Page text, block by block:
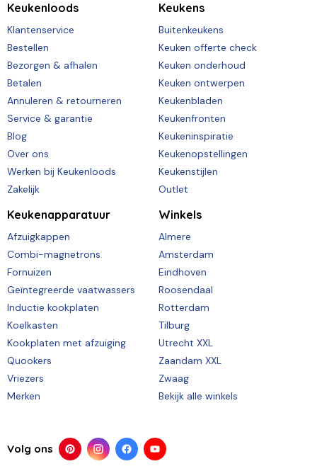
Keukenloods
Klantenservice
Bestellen
Bezorgen & afhalen
Betalen
Annuleren & retourneren
Service & garantie
Blog
Over ons
Werken bij Keukenloods
Zakelijk
Keukens
Buitenkeukens
Keuken offerte check
Keuken onderhoud
Keuken ontwerpen
Keukenbladen
Keukenfronten
Keukeninspiratie
Keukenopstellingen
Keukenstijlen
Outlet
Keukenapparatuur
Afzuigkappen
Combi-magnetrons
Fornuizen
Geïntegreerde vaatwassers
Inductie kookplaten
Koelkasten
Kookplaten met afzuiging
Quookers
Vriezers
Merken
Winkels
Almere
Amsterdam
Eindhoven
Roosendaal
Rotterdam
Tilburg
Utrecht XXL
Zaandam XXL
Zwaag
Bekijk alle winkels
Volg ons